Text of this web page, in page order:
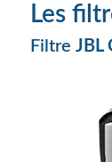
Les
Filtre JBL